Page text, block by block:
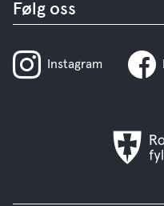
Følg oss
Instagram